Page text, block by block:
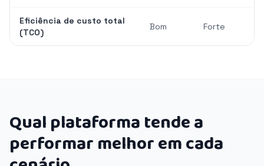
Eficiência de custo total
(TCO)
Bom Forte
Qual plataforma tende a
performar melhor em cada